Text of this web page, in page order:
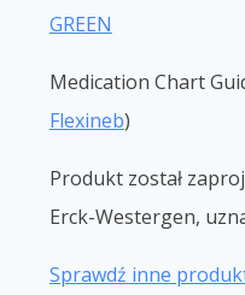
GREEN
Medication Chart
Flexineb)
Produkt został
Erck-Westergen,
Sprawdź inne